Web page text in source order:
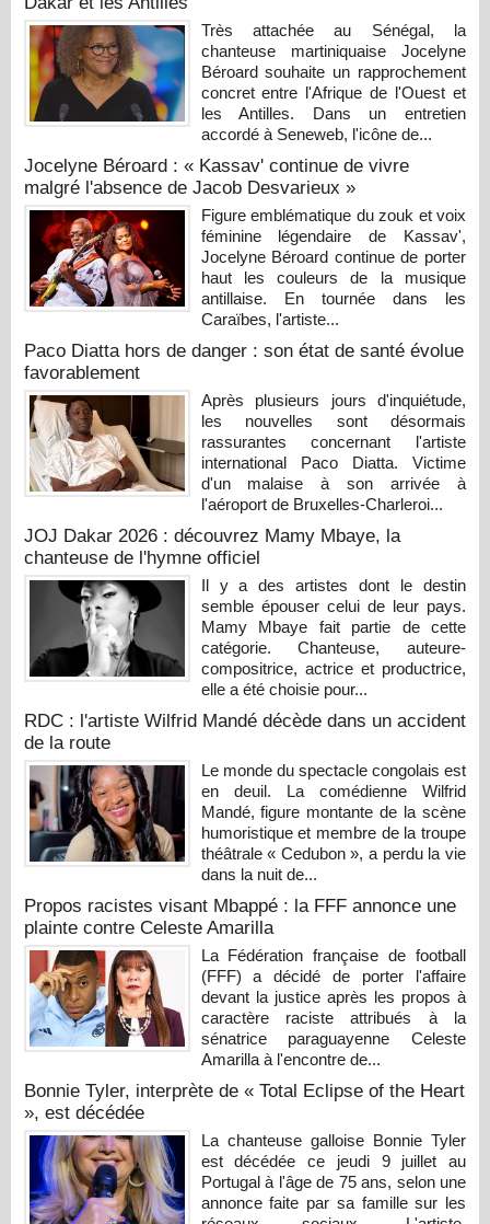
Très attachée au Sénégal, la
chanteuse martiniquaise Jocelyne
Béroard souhaite un rapprochement
concret entre l'Afrique de l'Ouest et
les Antilles. Dans un entretien
accordé à Seneweb, l'icône de...
Jocelyne Béroard : « Kassav' continue de vivre
malgré l'absence de Jacob Desvarieux »
Figure emblématique du zouk et voix
féminine légendaire de Kassav',
Jocelyne Béroard continue de porter
haut les couleurs de la musique
antillaise. En tournée dans les
Caraïbes, l'artiste...
Paco Diatta hors de danger : son état de santé évolue
favorablement
Après plusieurs jours d'inquiétude,
les nouvelles sont désormais
rassurantes concernant l'artiste
international Paco Diatta. Victime
d'un malaise à son arrivée à
l'aéroport de Bruxelles-Charleroi...
JOJ Dakar 2026 : découvrez Mamy Mbaye, la
chanteuse de l'hymne officiel
Il y a des artistes dont le destin
semble épouser celui de leur pays.
Mamy Mbaye fait partie de cette
catégorie. Chanteuse, auteure-
compositrice, actrice et productrice,
elle a été choisie pour...
RDC : l'artiste Wilfrid Mandé décède dans un accident
de la route
Le monde du spectacle congolais est
en deuil. La comédienne Wilfrid
Mandé, figure montante de la scène
humoristique et membre de la troupe
théâtrale « Cedubon », a perdu la vie
dans la nuit de...
Propos racistes visant Mbappé : la FFF annonce une
plainte contre Celeste Amarilla
La Fédération française de football
(FFF) a décidé de porter l'affaire
devant la justice après les propos à
caractère raciste attribués à la
sénatrice paraguayenne Celeste
Amarilla à l'encontre de...
Bonnie Tyler, interprète de « Total Eclipse of the Heart
», est décédée
La chanteuse galloise Bonnie Tyler
est décédée ce jeudi 9 juillet au
Portugal à l'âge de 75 ans, selon une
annonce faite par sa famille sur les